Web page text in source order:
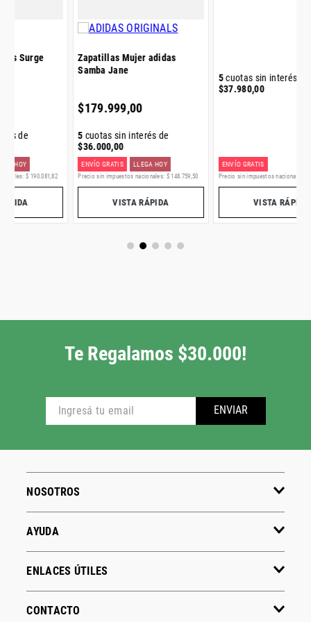
Zapatillas Mujer adidas
00
5cuotas sin interés de
ENVÍO GRATIS LLEGA HOY
Precio sin impuestos nacionales: $ 148.759 ,50
VISTA RÁPIDA
Hi Platform
00
5
$37
ENVÍO GRATIS
Precio sin impuestos nacionales: $ 156.941,32
VISTA RÁPIDA
Te Regalamos $30.000!
ENVIAR
NOSOTROS
AYUDA
ENLACES ÚTILES
CONTACTO